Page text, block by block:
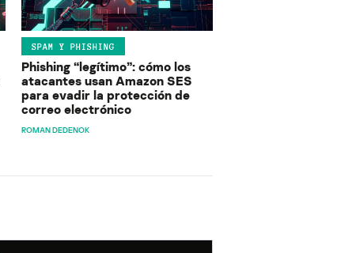
SPAM Y PHISHING
Phishing “legítimo”: cómo los
atacantes usan Amazon SES
para evadir la protección de
correo electrónico
ROMAN DEDENOK